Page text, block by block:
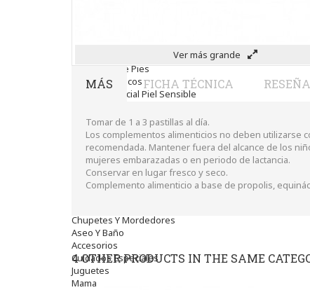
Cosmetica De Pies
Pacs Cosméticos
Cosmetica Facial Piel Sensible
Corporal
Intima
Ocular
Capilar
Complementos
Infantil
Chupetes Y Mordedores
Aseo Y Baño
Accesorios
Cuidados Especiales
Juguetes
Mama
Ver más grande
MÁS FICHA TÉCNICA
Tomar de 1 a 3 pastillas al día.
Los complementos alimenticios no deben utilizarse
recomendada. Mantener fuera del alcance de los
mujeres embarazadas o en periodo de lactancia.
Conservar en lugar fresco y seco.
Complemento alimenticio a base de propolis,
4 OTHER PRODUCTS IN THE SAME